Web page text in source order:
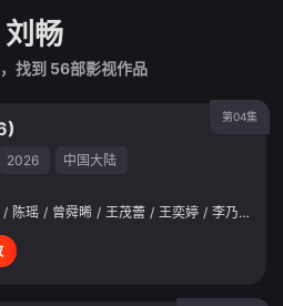
刘畅
找到 56部影视作品
第04集
2026
中国大陆
/ 陈瑶 / 曾舜晞 / 王茂蕾 / 王奕婷 / 李乃文